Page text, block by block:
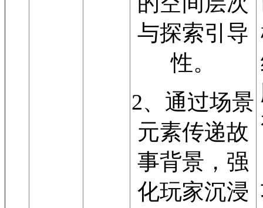
与探索引导
性。
2、通过场景
元素传递故
事背景，强
化玩家沉浸